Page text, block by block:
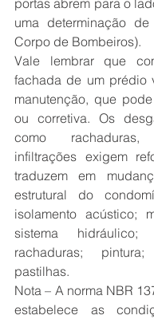
portas abrem para o
uma determinação
Corpo de Bombeiros).
Vale lembrar que
fachada de um prédio
manutenção, que
ou corretiva. Os
como
infiltrações exigem
traduzem em
estrutural do
isolamento acústico;
sistema
rachaduras;
pastilhas.
Nota – A norma NBR
estabelece as